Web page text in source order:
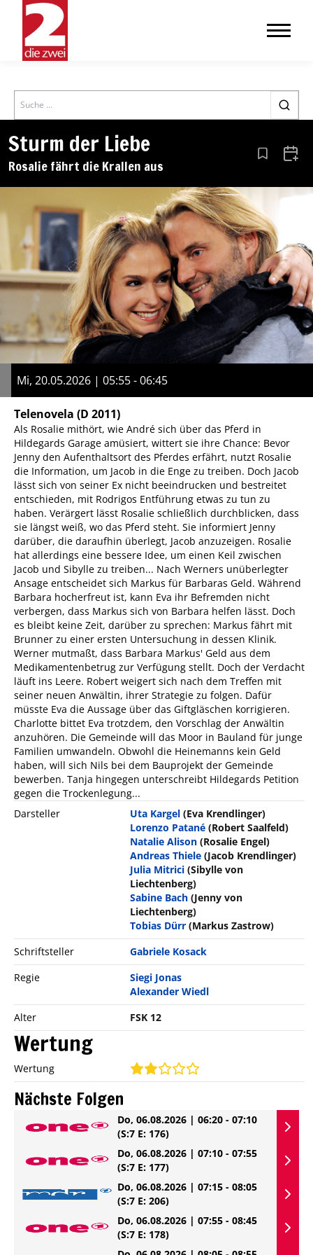
Search
Sturm der Liebe
Rosalie fährt die Krallen aus Aus den
Mi, 20.05.2026 | 05:55 - 06:45
Telenovela (D 2011)
Als Rosalie mithört, wie André sich über das Pferd in
Hildegards Garage amüsiert, wittert sie ihre Chance: Bevor
Jenny den Aufenthaltsort des Pferdes erfährt, nutzt Rosalie
die Information, um Jacob in die Enge zu treiben. Doch Jacob
lässt sich von seiner Ex nicht beeindrucken und bestreitet
entschieden, mit Rodrigos Entführung etwas zu tun zu
haben. Verärgert lässt Rosalie schließlich durchblicken, dass
sie längst weiß, wo das Pferd steht. Sie informiert Jenny
darüber, die daraufhin überlegt, Jacob anzuzeigen. Rosalie
hat allerdings eine bessere Idee, um einen Keil zwischen
Jacob und Sibylle zu treiben... Nach Werners unüberlegter
Ansage entscheidet sich Markus für Barbaras Geld. Während
Barbara hocherfreut ist, kann Eva ihr Befremden nicht
verbergen, dass Markus sich von Barbara helfen lässt. Doch
es bleibt keine Zeit, darüber zu sprechen: Markus fährt mit
Brunner zu einer ersten Untersuchung in dessen Klinik.
Werner mutmaßt, dass Barbara Markus' Geld aus dem
Medikamentenbetrug zur Verfügung stellt. Doch der Verdacht
läuft ins Leere. Robert weigert sich nach dem Treffen mit
seiner neuen Anwältin, ihrer Strategie zu folgen. Dafür
müsste Eva die Aussage über das Giftgläschen korrigieren.
Charlotte bittet Eva trotzdem, den Vorschlag der Anwältin
anzuhören. Die Gemeinde will das Moor in Bauland für junge
Familien umwandeln. Obwohl die Heinemanns kein Geld
haben, will sich Nils bei dem Bauprojekt der Gemeinde
bewerben. Tanja hingegen unterschreibt Hildegards Petition
gegen die Trockenlegung...
Darsteller
Uta Kargel (Eva Krendlinger)
Lorenzo Patané (Robert Saalfeld)
Natalie Alison (Rosalie Engel)
Andreas Thiele (Jacob Krendlinger)
Julia Mitrici (Sibylle von
Liechtenberg)
Sabine Bach (Jenny von
Liechtenberg)
Tobias Dürr (Markus Zastrow)
Schriftsteller
Gabriele Kosack
Regie
Siegi Jonas
Alexander Wiedl
Alter
FSK 12
Wertung
Wertung
Nächste Folgen
Do, 06.08.2026 | 06:20 - 07:10
(S:7 E: 176)
Do, 06.08.2026 | 07:10 - 07:55
(S:7 E: 177)
Do, 06.08.2026 | 07:15 - 08:05
(S:7 E: 206)
Do, 06.08.2026 | 07:55 - 08:45
(S:7 E: 178)